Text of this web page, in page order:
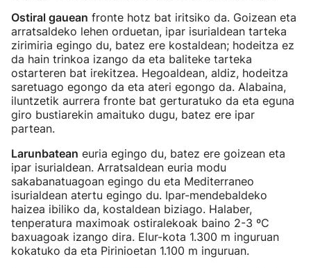
Ostiral gauean fronte hotz bat iritsiko da. Goizean eta
arratsaldeko lehen orduetan, ipar isurialdean tarteka
zirimiria egingo du, batez ere kostaldean; hodeitza ez
da hain trinkoa izango da eta baliteke tarteka
ostarteren bat irekitzea. Hegoaldean, aldiz, hodeitza
saretuago egongo da eta ateri egongo da. Alabaina,
iluntzetik aurrera fronte bat gerturatuko da eta eguna
giro bustiarekin amaituko dugu, batez ere ipar
partean.
Larunbatean euria egingo du, batez ere goizean eta
ipar isurialdean. Arratsaldean euria modu
sakabanatuagoan egingo du eta Mediterraneo
isurialdean atertu egingo du. Ipar-mendebaldeko
haizea ibiliko da, kostaldean biziago. Halaber,
tenperatura maximoak ostiralekoak baino 2-3 ºC
baxuagoak izango dira. Elur-kota 1.300 m inguruan
kokatuko da eta Pirinioetan 1.100 m inguruan.